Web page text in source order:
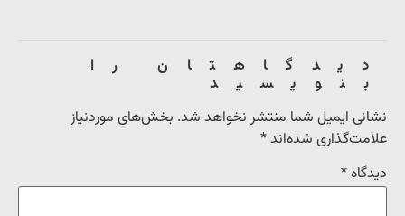
دیدگاهتان را
بنویسید
نشانی ایمیل شما منتشر نخواهد شد. بخش‌های موردنیاز
علامت‌گذاری شده‌اند*
دیدگاه*